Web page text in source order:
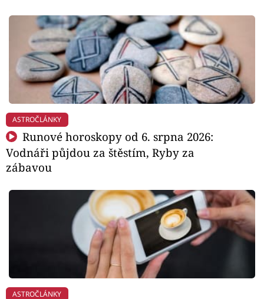
ASTROČLÁNKY
Runové horoskopy od 6. srpna 2026:
Vodnáři půjdou za štěstím, Ryby za
zábavou
ASTROČLÁNKY